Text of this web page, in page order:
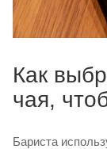
Как
чая,
Бариста